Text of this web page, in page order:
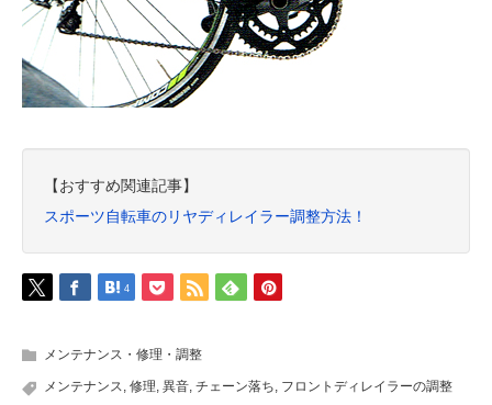
【おすすめ関連記事】
スポーツ自転車のリヤディレイラー調整方法！
4
メンテナンス・修理・調整
メンテナンス 修理 異音 チェーン落ち フロントディレイラーの調整